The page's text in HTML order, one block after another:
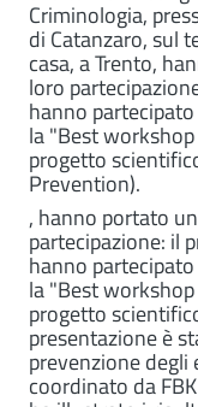
Criminologia,
di Catanzaro, sul
casa, a Trento,
loro
hanno
la "Best
progetto
Prevention).
, hanno portato
partecipazione: il
hanno
la "Best
progetto
presentazione è
prevenzione
coordinato da